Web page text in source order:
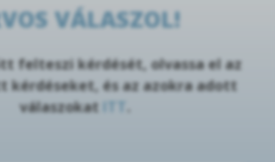
VÁLASZOL!
felteszi kérdését, olvassa el az
és az azokra adott
válaszokat